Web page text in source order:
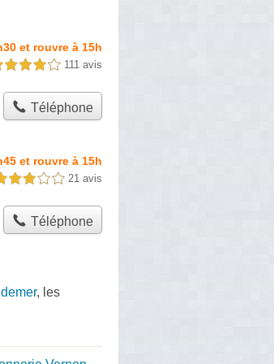
et rouvre à 15h
étoiles sur 5 111 avis
Téléphone
et rouvre à 15h
étoiles sur 5 21 avis
Téléphone
, les